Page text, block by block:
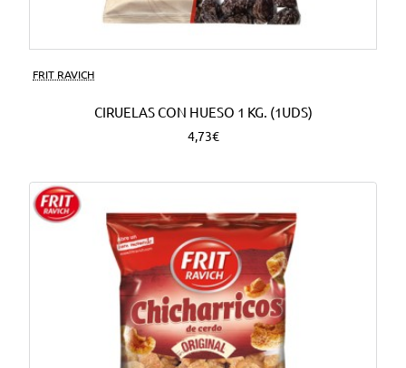
FRIT RAVICH
CIRUELAS CON HUESO 1 KG. (1UDS)
4,73€